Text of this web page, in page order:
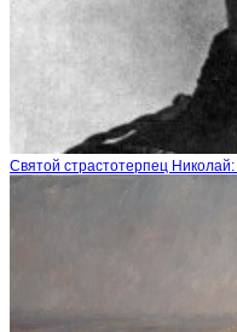
Святой страстотерпец